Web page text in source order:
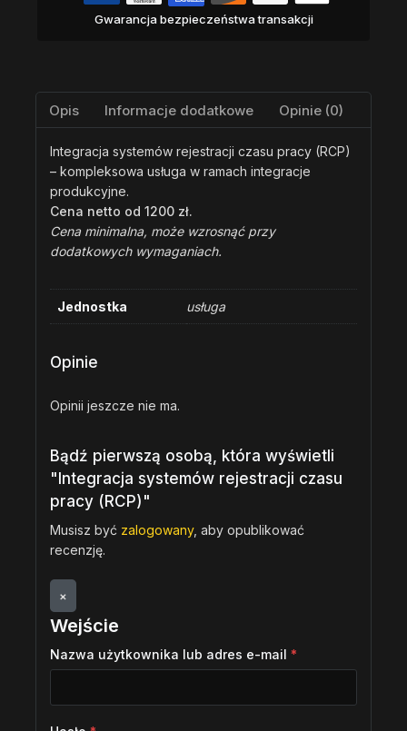
Gwarancja bezpieczeństwa transakcji
Opis Informacje dodatkowe Opinie (0)
Integracja systemów rejestracji czasu pracy (RCP)
– kompleksowa usługa w ramach integracje
produkcyjne.
Cena netto od 1200 zł.
Cena minimalna, może wzrosnąć przy
dodatkowych wymaganiach.
Jednostka usługa
Opinie
Opinii jeszcze nie ma.
Bądź pierwszą osobą, która wyświetli
"Integracja systemów rejestracji czasu
pracy (RCP)"
Musisz być zalogowany, aby opublikować
recenzję.
×
Wejście
Nazwa użytkownika lub adres e-mail *